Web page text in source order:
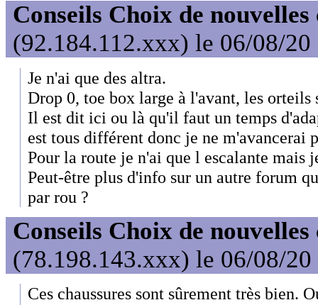
Conseils Choix de nouvelles
(92.184.112.xxx) le 06/08/20
Je n'ai que des altra.
Drop 0, toe box large à l'avant, les orteils
Il est dit ici ou là qu'il faut un temps
est tous différent donc je ne m'avancerai
Pour la route je n'ai que l escalante mais
Peut-être plus d'info sur un autre forum
par rou ?
Conseils Choix de nouvelles
(78.198.143.xxx) le 06/08/20
Ces chaussures sont sûrement très bien.